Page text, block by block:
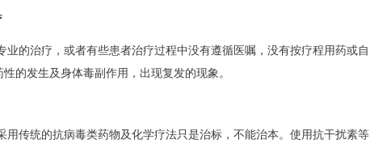
业的治疗，或者有些患者治疗过程中没有遵循医嘱，没有按疗程用药或自
的发生及身体毒副作用，出现复发的现象。
用传统的抗病毒类药物及化学疗法只是治标，不能治本。使用抗干扰素等